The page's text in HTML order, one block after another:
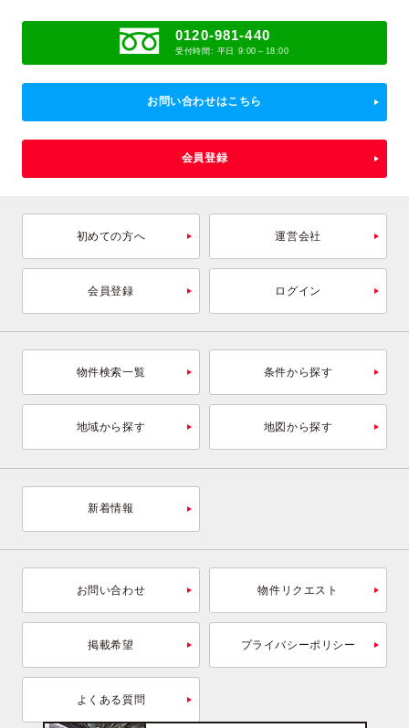
0120-981-440
受付時間: 平日 9:00～18:00
お問い合わせはこちら
会員登録
初めての方へ 運営会社
会員登録 ログイン
物件検索一覧 条件から探す
地域から探す 地図から探す
新着情報
お問い合わせ 物件リクエスト
掲載希望 プライバシーポリシー
よくある質問